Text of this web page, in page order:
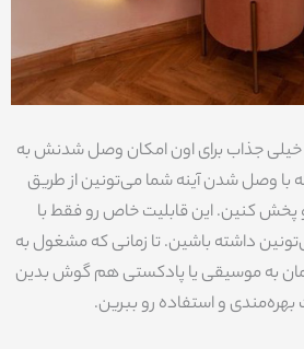
خیلی جذاب برای اون امکان وصل شدنش به
با وصل شدن آینه شما می‌تونین از طریق
پخش کنین. این قابلیت خاص رو فقط با
داشته باشین. تا زمانی که مشغول به
به موسیقی یا پادکستی هم گوش بدین
بهره‌مندی و استفاده رو ببرین.